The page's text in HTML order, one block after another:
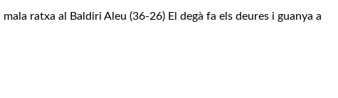
ratxa al Baldiri Aleu (36-26) El degà fa els deures i guanya a